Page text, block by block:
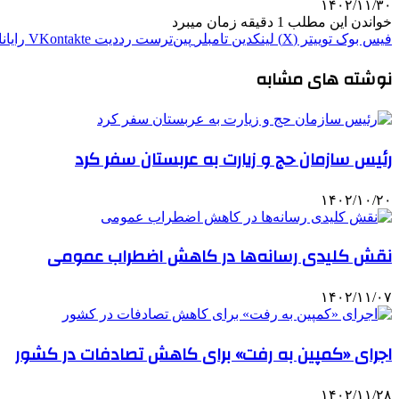
۱۴۰۲/۱۱/۳۰
خواندن این مطلب 1 دقیقه زمان میبرد
فیس بوک توییتر (X) لینکدین ‫تامبلر ‫پین‌ترست ‫رددیت ‫VKontakte
نوشته های مشابه
رئیس سازمان حج و زیارت به عربستان سفر کرد
۱۴۰۲/۱۰/۲۰
نقش کلیدی رسانه‌ها در کاهش اضطراب عمومی
۱۴۰۲/۱۱/۰۷
اجرای «کمپین به رفت» برای کاهش تصادفات در کشور
۱۴۰۲/۱۱/۲۸